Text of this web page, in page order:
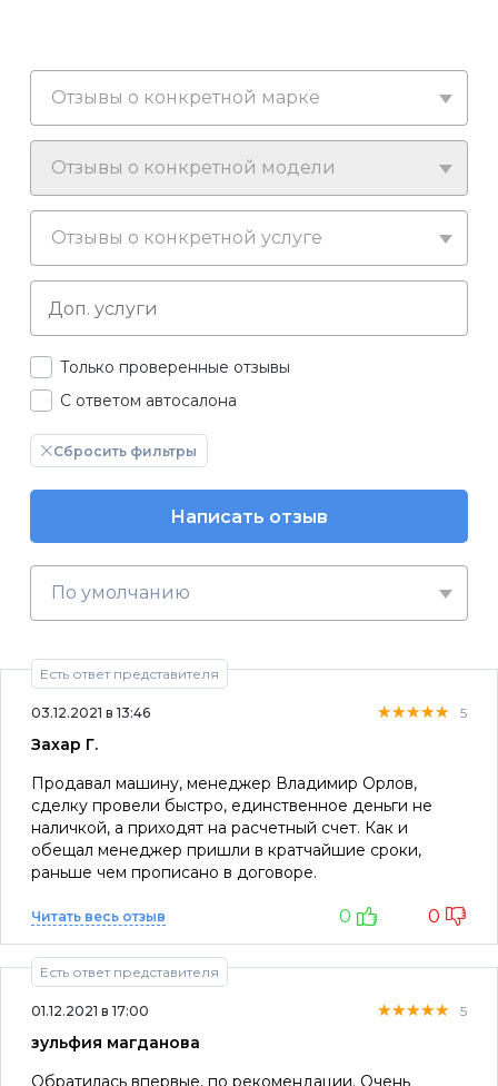
Отзывы о конкретной марке
Отзывы о конкретной модели
Отзывы о конкретной услуге
Только проверенные отзывы
С ответом автосалона
Сбросить фильтры
Написать отзыв
По умолчанию
Есть ответ представителя
03.12.2021 в 13:46 ★★★★★
★★★★★
★★★★★ 5
Захар Г.
Продавал машину, менеджер Владимир Орлов,
сделку провели быстро, единственное деньги не
наличкой, а приходят на расчетный счет. Как и
обещал менеджер пришли в кратчайшие сроки,
раньше чем прописано в договоре.
Читать весь отзыв 0 0
Есть ответ представителя
01.12.2021 в 17:00 ★★★★★
★★★★★
★★★★★ 5
зульфия магданова
Обратилась впервые, по рекомендации. Очень